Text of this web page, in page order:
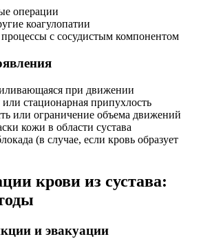
операции
коагулопатии
с сосудистым компонентом
при движении
или стационарная припухлость
или ограничение объема движений
кожи в области сустава
(в случае, если кровь образует
крови из сустава:
и эвакуации